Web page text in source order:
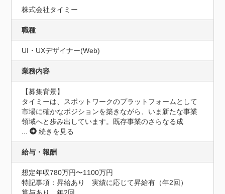
株式会社タイミー
職種
UI・UXデザイナー(Web)
業務内容
【募集背景】
タイミーは、スポットワークのプラットフォームとして
市場に確かなポジションを築きながら、いま新たな事業
領域へと歩み出しています。既存事業のさらなる成
...
続きを見る
給与・報酬
想定年収780万円〜1100万円
特記事項：昇給あり　実績に応じて昇給有（年2回）
賞与あり　年2回